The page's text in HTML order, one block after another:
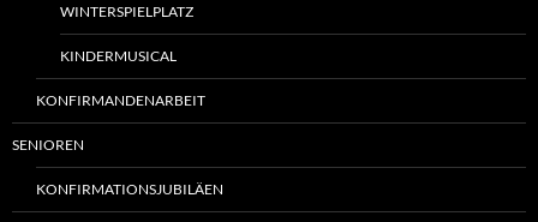
WINTERSPIELPLATZ
KINDERMUSICAL
KONFIRMANDENARBEIT
SENIOREN
KONFIRMATIONSJUBILÄEN